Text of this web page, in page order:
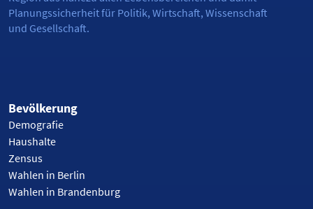
Planungssicherheit für Politik, Wirtschaft, Wissenschaft
und Gesellschaft.
Bevölkerung
Demografie
Haushalte
Zensus
Wahlen in Berlin
Wahlen in Brandenburg